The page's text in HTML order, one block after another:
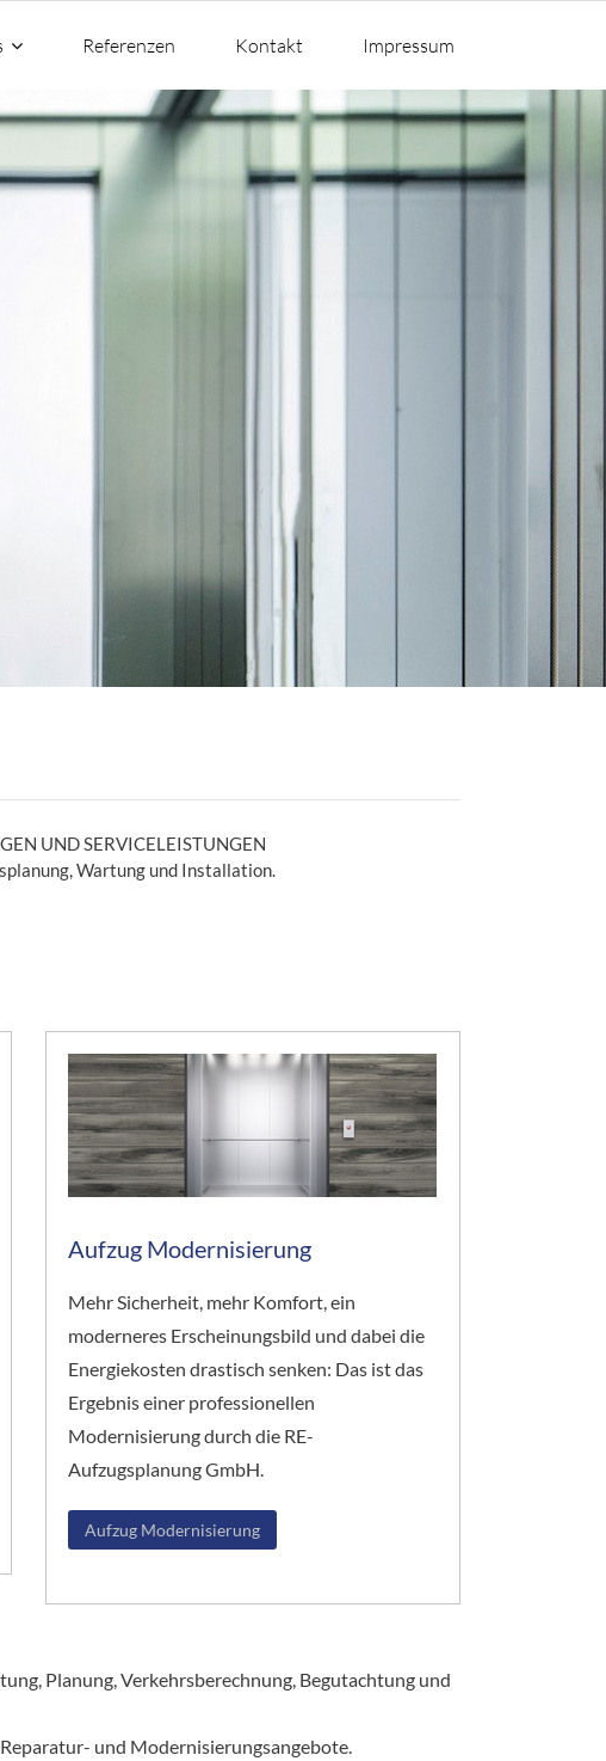
Referenzen Kontakt Impressum
UND SERVICELEISTUNGEN
Wartung und Installation.
Aufzug Modernisierung
Mehr Sicherheit, mehr Komfort, ein
moderneres Erscheinungsbild und dabei die
Energiekosten drastisch senken: Das ist das
Ergebnis einer professionellen
Modernisierung durch die RE-
Aufzugsplanung GmbH.
Aufzug Modernisierung
Planung, Verkehrsberechnung, Begutachtung und
und Modernisierungsangebote.